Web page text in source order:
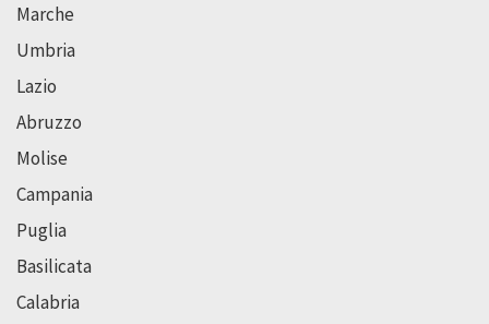
Marche
Umbria
Lazio
Abruzzo
Molise
Campania
Puglia
Basilicata
Calabria